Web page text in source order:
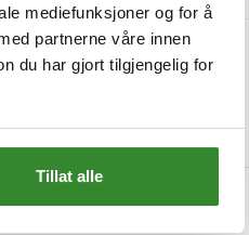
mediefunksjoner og for å
partnerne våre innen
du har gjort tilgjengelig for
Tillat alle